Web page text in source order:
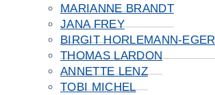
MARIANNE BRANDT
JANA FREY
BIRGIT HORLEMANN-EGER
THOMAS LARDON
ANNETTE LENZ
TOBI MICHEL